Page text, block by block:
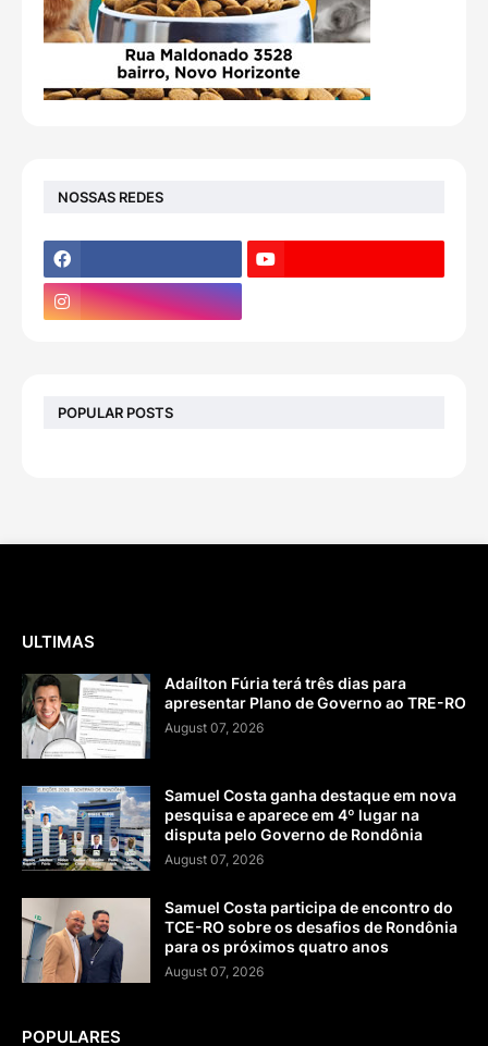
NOSSAS REDES
POPULAR POSTS
ULTIMAS
Adaílton Fúria terá três dias para
apresentar Plano de Governo ao TRE-RO
August 07, 2026
Samuel Costa ganha destaque em nova
pesquisa e aparece em 4º lugar na
disputa pelo Governo de Rondônia
August 07, 2026
Samuel Costa participa de encontro do
TCE-RO sobre os desafios de Rondônia
para os próximos quatro anos
August 07, 2026
POPULARES